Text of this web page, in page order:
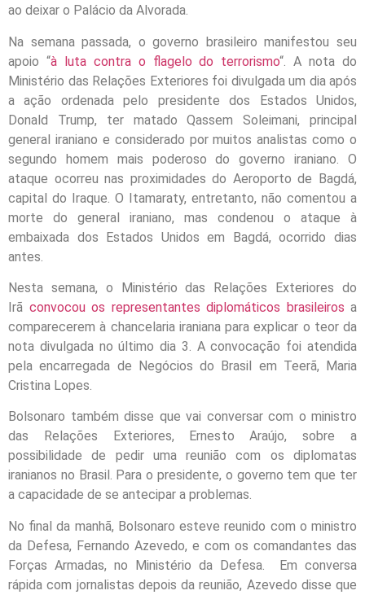
ao deixar o Palácio da Alvorada.
Na semana passada, o governo brasileiro manifestou seu
apoio “à luta contra o flagelo do terrorismo“. A nota do
Ministério das Relações Exteriores foi divulgada um dia após
a ação ordenada pelo presidente dos Estados Unidos,
Donald Trump, ter matado Qassem Soleimani, principal
general iraniano e considerado por muitos analistas como o
segundo homem mais poderoso do governo iraniano. O
ataque ocorreu nas proximidades do Aeroporto de Bagdá,
capital do Iraque. O Itamaraty, entretanto, não comentou a
morte do general iraniano, mas condenou o ataque à
embaixada dos Estados Unidos em Bagdá, ocorrido dias
antes.
Nesta semana, o Ministério das Relações Exteriores do
Irã convocou os representantes diplomáticos brasileiros a
comparecerem à chancelaria iraniana para explicar o teor da
nota divulgada no último dia 3. A convocação foi atendida
pela encarregada de Negócios do Brasil em Teerã, Maria
Cristina Lopes.
Bolsonaro também disse que vai conversar com o ministro
das Relações Exteriores, Ernesto Araújo, sobre a
possibilidade de pedir uma reunião com os diplomatas
iranianos no Brasil. Para o presidente, o governo tem que ter
a capacidade de se antecipar a problemas.
No final da manhã, Bolsonaro esteve reunido com o ministro
da Defesa, Fernando Azevedo, e com os comandantes das
Forças Armadas, no Ministério da Defesa. Em conversa
rápida com jornalistas depois da reunião, Azevedo disse que